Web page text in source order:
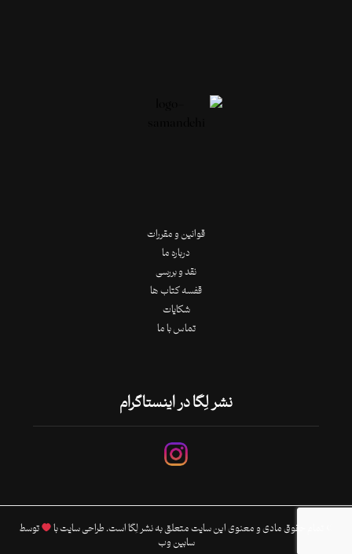
قوانین و مقررات
درباره ما
نقد و بررسی
قفسه کتاب ها
شکایات
تماس با ما
نشر لِگا در اینستاگرام
© تمام حقوق مادی و معنوی این سایت متعلق به نشر لِگا است. طراحی سایت با
توسط
سابین وب